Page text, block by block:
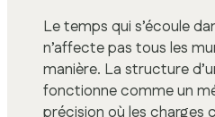
Le temps qui s’écoule
n’affecte pas tous les
manière. La structure
fonctionne comme un